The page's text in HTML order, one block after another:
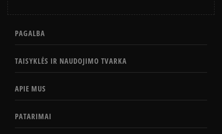
PAGALBA
TAISYKLĖS IR NAUDOJIMO TVARKA
APIE MUS
PATARIMAI